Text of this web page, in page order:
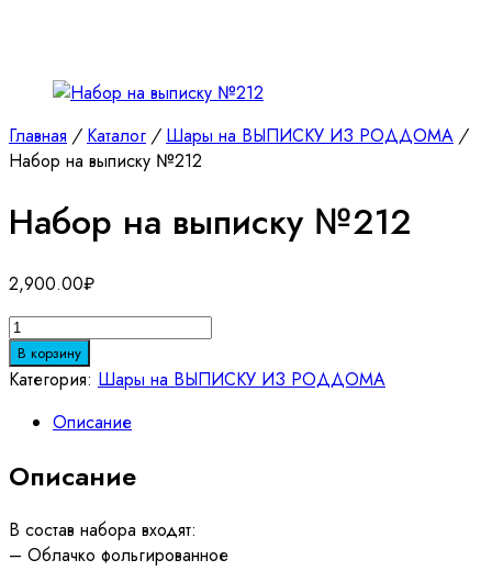
Главная / Каталог / Шары на ВЫПИСКУ ИЗ РОДДОМА /
Набор на выписку №212
Набор на выписку №212
2,900.00₽
Количество
товара
Набор
выписку
В корзину
Категория: Шары на ВЫПИСКУ ИЗ РОДДОМА
Описание
Описание
В состав набора входят:
– Облачко фольгированное